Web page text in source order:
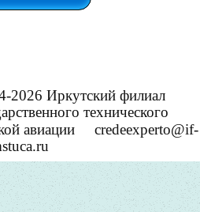
2026 Иркутский филиал
технического
авиации
credeexperto@if-